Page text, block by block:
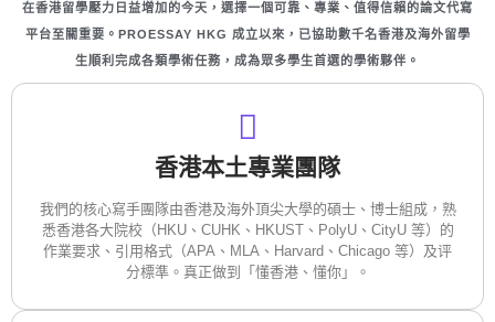
在香港留學壓力日益增加的今天，選擇一個可靠、專業、值得信賴的論文代寫
平台至關重要。PROESSAY HKG 成立以來，已協助數千名香港及海外留學
生順利完成各類學術任務，成為眾多學生首選的學術夥伴。
香港本土專業團隊
我們的核心寫手團隊由香港及海外頂尖大學的碩士、博士組成，熟
悉香港各大院校（HKU、CUHK、HKUST、PolyU、CityU 等）的
作業要求、引用格式（APA、MLA、Harvard、Chicago 等）及评
分標準。真正做到「懂香港、懂你」。